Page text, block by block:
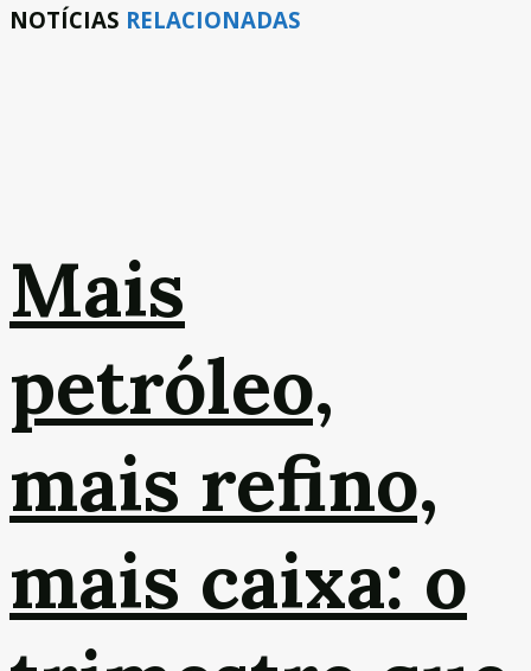
NOTÍCIAS RELACIONADAS
Mais
petróleo,
mais refino,
mais caixa: o